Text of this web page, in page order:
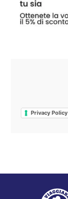
Privacy Policy